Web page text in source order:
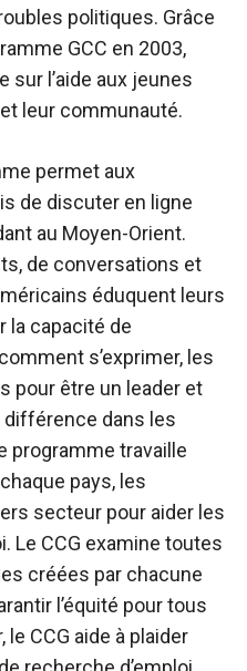
politiques. Grâce
GCC en 2003,
sur l’aide aux jeunes
leur communauté.
permet aux
de discuter en ligne
au Moyen-Orient.
de conversations et
éduquent leurs
la capacité de
s’exprimer, les
pour être un leader et
différence dans les
programme travaille
pays, les
secteur pour aider les
Le CCG examine toutes
créées par chacune
l’équité pour tous
CCG aide à plaider